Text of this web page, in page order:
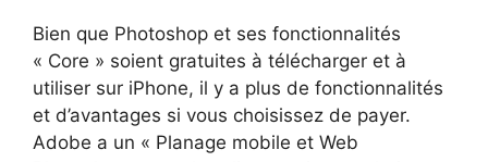
Bien que Photoshop et ses fonctionnalités
« Core » soient gratuites à télécharger et à
utiliser sur iPhone, il y a plus de fonctionnalités
et d’avantages si vous choisissez de payer.
Adobe a un « Planage mobile et Web